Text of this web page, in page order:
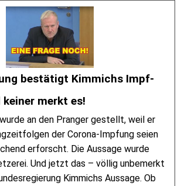
bestätigt Kimmichs Impf-
merkt es!
an den Pranger gestellt, weil er
der Corona-Impfung seien
erforscht. Die Aussage wurde
Und jetzt das – völlig unbemerkt
Kimmichs Aussage. Ob